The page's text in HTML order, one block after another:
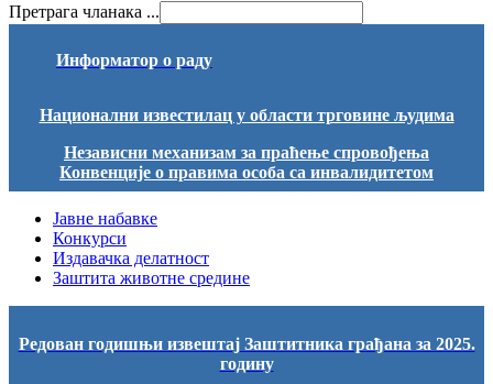
Претрага чланака ...
Информатор о раду
Национални известилац у области трговине људима
Независни механизам за праћење спровођења
Конвенције о правима особа са инвалидитетом
Јавне набавке
Конкурси
Издавачка делатност
Заштита животне средине
Редован годишњи извештај Заштитника грађана за 2025.
годину